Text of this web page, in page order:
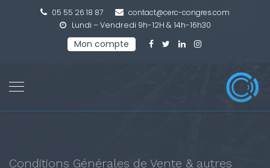
05 55 26 18 87
contact@cerc-congres.com
Lundi – Vendredi 9h-12H & 14h-16h30
Mon compte
Conditions Générales de Vente & autres